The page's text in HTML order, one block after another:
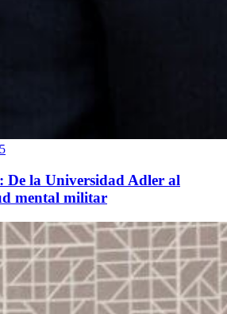
De la Universidad Adler al
mental militar